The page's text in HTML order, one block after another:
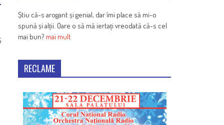
Știu că-s arogant și genial, dar îmi place să mi-o
spună și alții. Oare o să mă iertați vreodată că-s cel
mai bun? mai mult
RECLAME